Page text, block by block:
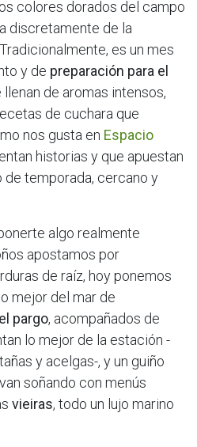
colores dorados del campo
discretamente de la
es un mes
y de preparación para el
llenan de aromas intensos,
de cuchara que
nos gusta en Espacio
historias y que apuestan
temporada, cercano y
algo realmente
apostamos por
de raíz, hoy ponemos
mejor del mar de
pargo, acompañados de
lo mejor de la estación -
y acelgas-, y un guiño
soñando con menús
vieiras, todo un lujo marino